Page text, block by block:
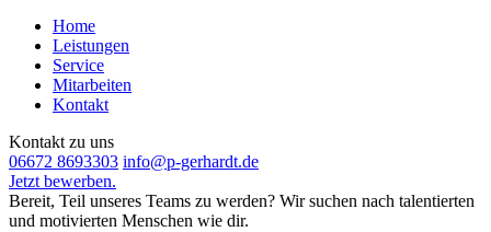
Home
Leistungen
Service
Mitarbeiten
Kontakt
Kontakt zu uns
06672 8693303 info@p-gerhardt.de
Jetzt bewerben.
Bereit, Teil unseres Teams zu werden? Wir suchen nach talentierten
und motivierten Menschen wie dir.